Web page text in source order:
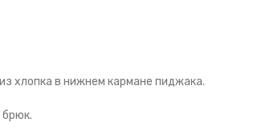
хлопка в нижнем кармане пиджака.
брюк.